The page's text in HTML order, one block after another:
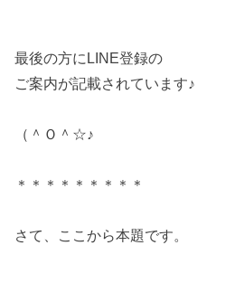
最後の方にLINE登録の
ご案内が記載されています♪
（＾Ｏ＾☆♪
＊＊＊＊＊＊＊＊＊
さて、ここから本題です。